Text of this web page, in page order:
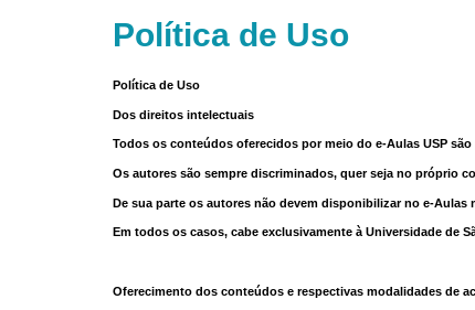
Política de Uso
Política de Uso
Dos direitos intelectuais
Todos os conteúdos oferecidos por meio do e-Aulas USP
Os autores são sempre discriminados, quer seja no próprio
De sua parte os autores não devem disponibilizar no e-
Em todos os casos, cabe exclusivamente à Universidade
Oferecimento dos conteúdos e respectivas modalidades de